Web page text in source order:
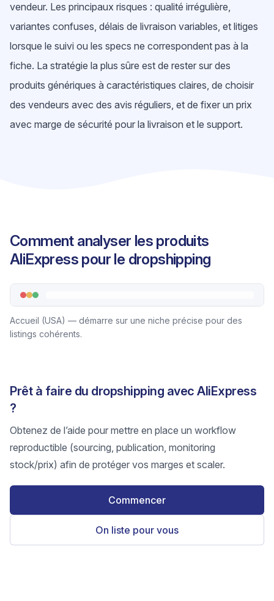
vendeur. Les principaux risques : qualité irrégulière,
variantes confuses, délais de livraison variables, et litiges
lorsque le suivi ou les specs ne correspondent pas à la
fiche. La stratégie la plus sûre est de rester sur des
produits génériques à caractéristiques claires, de choisir
des vendeurs avec des avis réguliers, et de fixer un prix
avec marge de sécurité pour la livraison et le support.
Comment analyser les produits
AliExpress pour le dropshipping
Accueil (USA) — démarre sur une niche précise pour des
listings cohérents.
Prêt à faire du dropshipping avec AliExpress
?
Obtenez de l’aide pour mettre en place un workflow
reproductible (sourcing, publication, monitoring
stock/prix) afin de protéger vos marges et scaler.
Commencer
On liste pour vous